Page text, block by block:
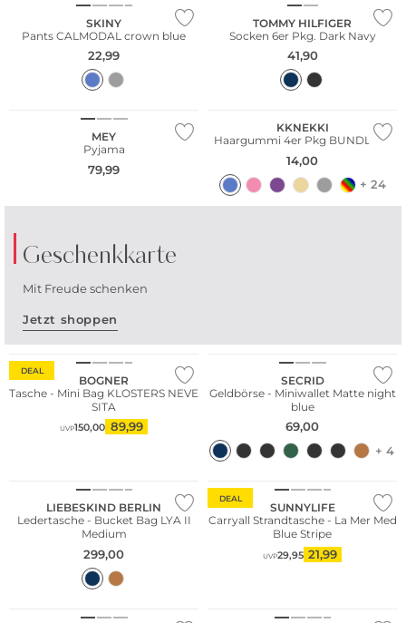
SKINY
Pants CALMODAL crown blue
22,99
TOMMY HILFIGER
Socken 6er Pkg. Dark Navy
41,90
MEY
Pyjama
79,99
KKNEKKI
Haargummi 4er Pkg BUNDLE 13
14,00
+ 24
Geschenkkarte
Mit Freude schenken
Jetzt shoppen
Auch als
digitale
Geschenkkarte
erhältlich
DEAL
BOGNER
Tasche - Mini Bag KLOSTERS NEVE
SITA
UVP150,00 89,99
SECRID
Geldbörse - Miniwallet Matte night
blue
69,00
+ 4
LIEBESKIND BERLIN
Ledertasche - Bucket Bag LYA II
Medium
299,00
DEAL
SUNNYLIFE
Carryall Strandtasche - La Mer Med
Blue Stripe
UVP29,95 21,99